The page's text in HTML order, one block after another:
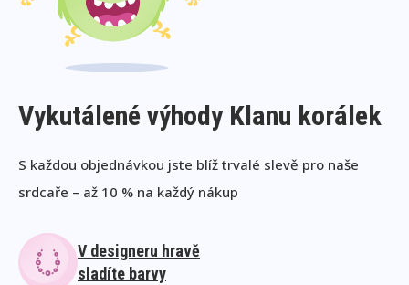
Vykutálené výhody Klanu korálek
S každou objednávkou jste blíž trvalé slevě pro naše
srdcaře – až 10 % na každý nákup
V designeru hravě
sladíte barvy